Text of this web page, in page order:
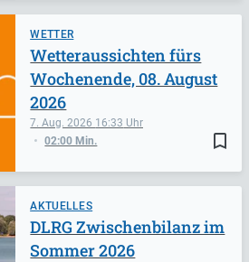
WETTER
bookmark_border
7. Aug. 2026 16:33
02:00 Min.
Wetteraussichten fürs
Wochenende, 08. August
2026
AKTUELLES
DLRG Zwischenbilanz im
Sommer 2026